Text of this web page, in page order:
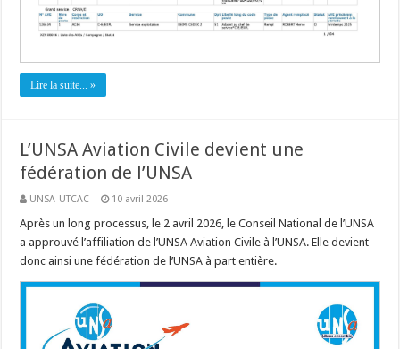
Lire la suite... »
L’UNSA Aviation Civile devient une
fédération de l’UNSA
UNSA-UTCAC 10 avril 2026
Après un long processus, le 2 avril 2026, le Conseil National de l’UNSA
a approuvé l’affiliation de l’UNSA Aviation Civile à l’UNSA. Elle devient
donc ainsi une fédération de l’UNSA à part entière.